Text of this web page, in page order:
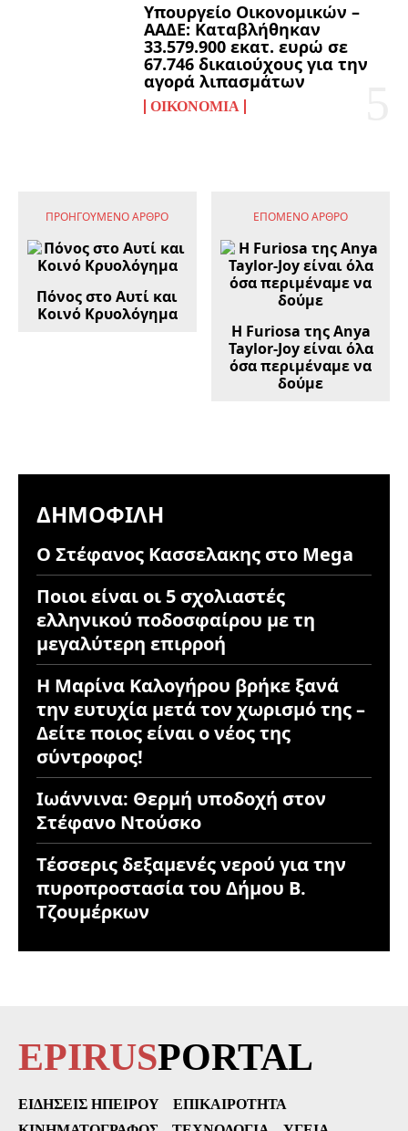
Υπουργείο Οικονομικών –
ΑΑΔΕ: Καταβλήθηκαν
33.579.900 εκατ. ευρώ σε
67.746 δικαιούχους για την
αγορά λιπασμάτων
ΟΙΚΟΝΟΜΊΑ
ΠΡΟΗΓΟΎΜΕΝΟ ΆΡΘΡΟ
Πόνος στο Αυτί και
Κοινό Κρυολόγημα
ΕΠΌΜΕΝΟ ΆΡΘΡΟ
Η Furiosa της Anya
Taylor-Joy είναι όλα
όσα περιμέναμε να
δούμε
ΔΗΜΟΦΙΛΉ
Ο Στέφανος Κασσελακης στο Mega
Ποιοι είναι οι 5 σχολιαστές
ελληνικού ποδοσφαίρου με τη
μεγαλύτερη επιρροή
Η Μαρίνα Καλογήρου βρήκε ξανά
την ευτυχία μετά τον χωρισμό της –
Δείτε ποιος είναι ο νέος της
σύντροφος!
Ιωάννινα: Θερμή υποδοχή στον
Στέφανο Ντούσκο
Τέσσερις δεξαμενές νερού για την
πυροπροστασία του Δήμου Β.
Τζουμέρκων
EPIRUSPORTAL
ΕΙΔΉΣΕΙΣ ΗΠΕΊΡΟΥ
ΕΠΙΚΑΙΡΌΤΗΤΑ